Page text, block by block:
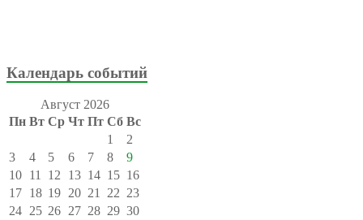
Календарь событий
Август 2026
Пн Вт Ср Чт Пт Сб Вс
1
2
3
4 5 6 7 8
9
10 11 12 13 14 15 16
17 18 19 20 21 22 23
24 25 26 27 28 29 30